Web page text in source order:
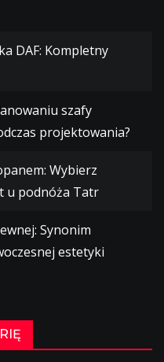
DAF: Kompletny
szafy
projektowania?
Wybierz
u podnóża Tatr
Synonim
estetyki